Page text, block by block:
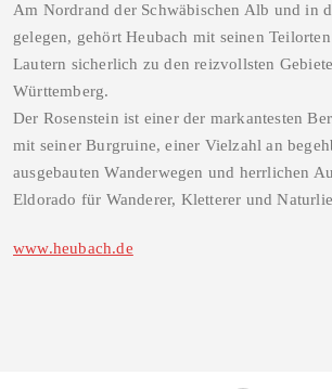
Am Nordrand der Schwäbischen Alb und in
gelegen, gehört Heubach mit seinen
Lautern sicherlich zu den reizvollsten
Württemberg.
Der Rosenstein ist einer der markantesten
mit seiner Burgruine, einer Vielzahl an
ausgebauten Wanderwegen und herrlichen
Eldorado für Wanderer, Kletterer und
www.heubach.de